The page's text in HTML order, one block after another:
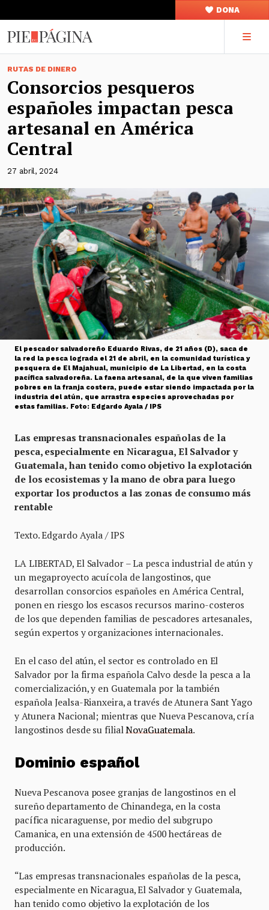
DONA
RUTAS DE DINERO
Consorcios pesqueros
españoles impactan pesca
artesanal en América
Central
27 abril, 2024
El pescador salvadoreño Eduardo Rivas, de 21 años (D), saca de
la red la pesca lograda el 21 de abril, en la comunidad turística y
pesquera de El Majahual, municipio de La Libertad, en la costa
pacífica salvadoreña. La faena artesanal, de la que viven familias
pobres en la franja costera, puede estar siendo impactada por la
industria del atún, que arrastra especies aprovechadas por
estas familias. Foto: Edgardo Ayala / IPS
Las empresas transnacionales españolas de la
pesca, especialmente en Nicaragua, El Salvador y
Guatemala, han tenido como objetivo la explotación
de los ecosistemas y la mano de obra para luego
exportar los productos a las zonas de consumo más
rentable
Texto. Edgardo Ayala / IPS
LA LIBERTAD, El Salvador – La pesca industrial de atún y
un megaproyecto acuícola de langostinos, que
desarrollan consorcios españoles en América Central,
ponen en riesgo los escasos recursos marino-costeros
de los que dependen familias de pescadores artesanales,
según expertos y organizaciones internacionales.
En el caso del atún, el sector es controlado en El
Salvador por la firma española Calvo desde la pesca a la
comercialización, y en Guatemala por la también
española Jealsa-Rianxeira, a través de Atunera Sant Yago
y Atunera Nacional; mientras que Nueva Pescanova, cría
langostinos desde su filial NovaGuatemala.
Dominio español
Nueva Pescanova posee granjas de langostinos en el
sureño departamento de Chinandega, en la costa
pacífica nicaraguense, por medio del subgrupo
Camanica, en una extensión de 4500 hectáreas de
producción.
“Las empresas transnacionales españolas de la pesca,
especialmente en Nicaragua, El Salvador y Guatemala,
han tenido como objetivo la explotación de los